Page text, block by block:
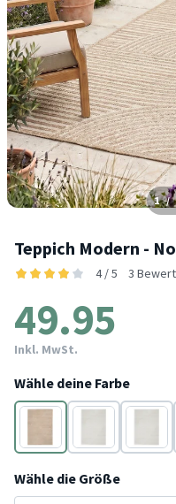
1 /
Teppich Modern -
4 / 5 3
49.95
Inkl. MwSt.
Wähle deine Farbe
Taupe Weiß Taupe
Wähle die Größe